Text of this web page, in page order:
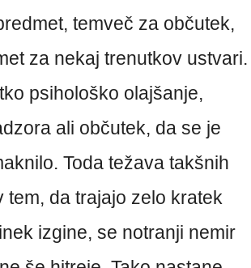
temveč za občutek,
za nekaj trenutkov ustvari.
psihološko olajšanje,
ali občutek, da se je
Toda težava takšnih
tem, da trajajo zelo kratek
izgine, se notranji nemir